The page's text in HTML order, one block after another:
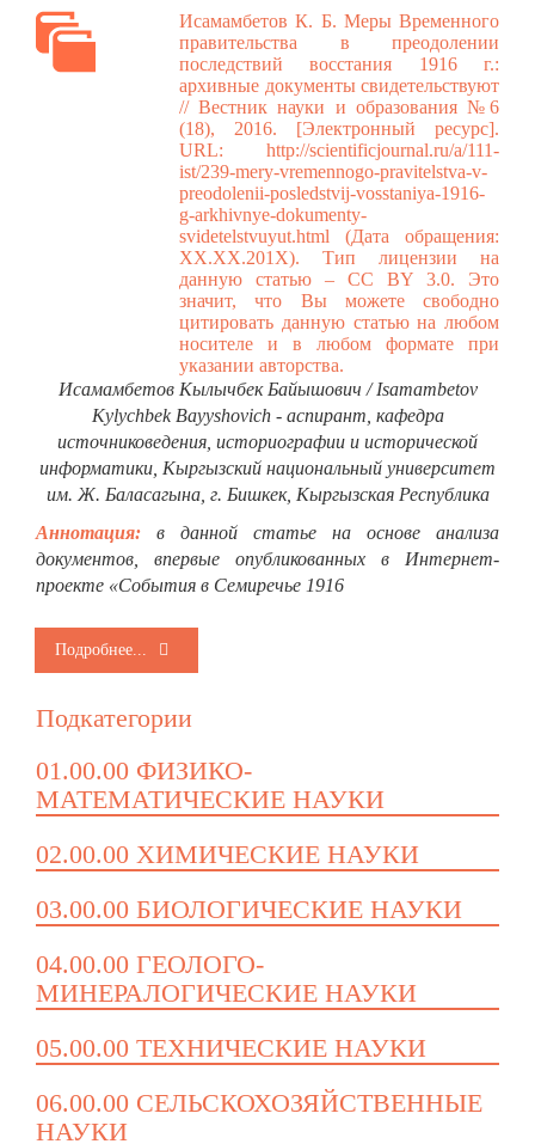
Исамамбетов К. Б. Меры Временного
правительства в преодолении
последствий восстания 1916 г.:
архивные документы свидетельствуют
// Вестник науки и образования №6
(18), 2016. [Электронный ресурс].
URL: http://scientificjournal.ru/a/111-
ist/239-mery-vremennogo-pravitelstva-v-
preodolenii-posledstvij-vosstaniya-1916-
g-arkhivnye-dokumenty-
svidetelstvuyut.html (Дата обращения:
ХХ.ХХ.201Х). Тип лицензии на
данную статью – CC BY 3.0. Это
значит, что Вы можете свободно
цитировать данную статью на любом
носителе и в любом формате при
указании авторства.
Исамамбетов Кылычбек Байышович / Isamambetov
Kylychbek Bayyshovich - аспирант, кафедра
источниковедения, историографии и исторической
информатики, Кыргызский национальный университет
им. Ж. Баласагына, г. Бишкек, Кыргызская Республика
Аннотация: в данной статье на основе анализа
документов, впервые опубликованных в Интернет-
проекте «События в Семиречье 1916
Подробнее...
Подкатегории
01.00.00 ФИЗИКО-
МАТЕМАТИЧЕСКИЕ НАУКИ
02.00.00 ХИМИЧЕСКИЕ НАУКИ
03.00.00 БИОЛОГИЧЕСКИЕ НАУКИ
04.00.00 ГЕОЛОГО-
МИНЕРАЛОГИЧЕСКИЕ НАУКИ
05.00.00 ТЕХНИЧЕСКИЕ НАУКИ
06.00.00 СЕЛЬСКОХОЗЯЙСТВЕННЫЕ
НАУКИ